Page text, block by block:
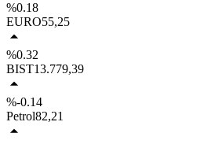
%0.18
EURO55,25
%0.32
BIST13.779,39
%-0.14
Petrol82,21